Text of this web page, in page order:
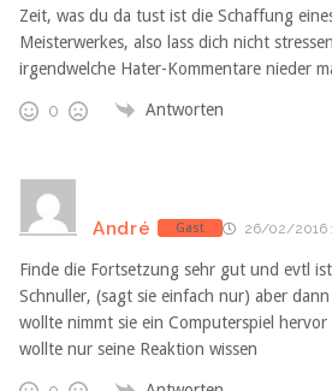
Zeit, was du da tust ist die Schaffung
Meisterwerkes, also lass dich nicht
irgendwelche Hater-Kommentare nieder
0 Antworten
André Gast 26/02/2016
Finde die Fortsetzung sehr gut und evtl
Schnuller, (sagt sie einfach nur) aber
wollte nimmt sie ein Computerspiel
wollte nur seine Reaktion wissen